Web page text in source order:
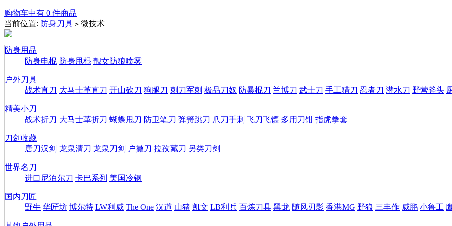
购物车中有 0 件商品
当前位置: 防身刀具 > 微技术
防身用品
防身电棍 防身甩棍 靓女防狼喷雾
户外刀具
战术直刀 大马士革直刀 开山砍刀 狗腿刀 刺刀军刺 极品刀奴 防暴棍刀 兰博刀 武士刀 手工猎刀 忍者刀 潜水刀 野营斧头
精美小刀
战术折刀 大马士革折刀 蝴蝶甩刀 防卫笔刀 弹簧跳刀 爪刀手刺 飞刀飞镖 多用刀钳 指虎拳套
刀剑收藏
唐刀汉剑 龙泉清刀 龙泉刀剑 户撒刀 拉孜藏刀 另类刀剑
世界名刀
进口尼泊尔刀 卡巴系列 美国冷钢
国内刀匠
野牛 华匠坊 博尔特 LW利威 The One 汉道 山猪 凯文 LB利兵 百炼刀具 黑龙 随风刃影 香港MG 野狼 三丰作 威鹏 小鲁工